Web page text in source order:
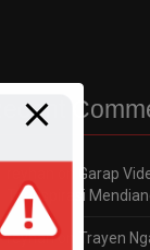
Garap
Terinspirasi
reyhanon
Trayen